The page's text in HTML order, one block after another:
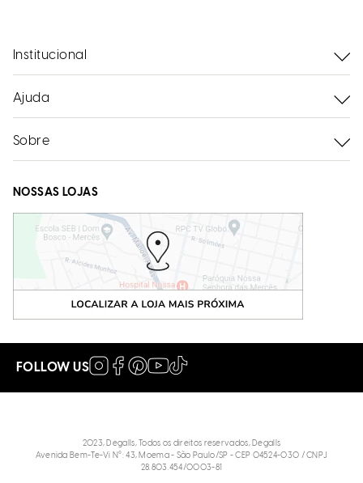
Institucional
Ajuda
Sobre
NOSSAS LOJAS
FOLLOW US
2023, Degalls, Todos os direitos reservados, Degalls
Avenida Bem-Te-Vi N°: 43, Moema - São Paulo/SP - CEP 04524-030 / CNPJ
28.803.454/0003-81